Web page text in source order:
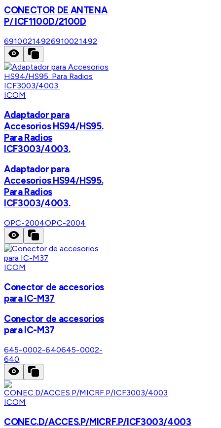
CONECTOR DE ANTENA
P/ ICF1100D/2100D
69100214926910021492
ICOM
Adaptador para
Accesorios HS94/HS95.
Para Radios
ICF3003/4003.
Adaptador para
Accesorios HS94/HS95.
Para Radios
ICF3003/4003.
OPC-2004OPC-2004
ICOM
Conector de accesorios
para IC-M37
Conector de accesorios
para IC-M37
645-0002-640645-0002-
640
ICOM
CONEC.D/ACCES.P/MICRF.P/ICF3003/4003